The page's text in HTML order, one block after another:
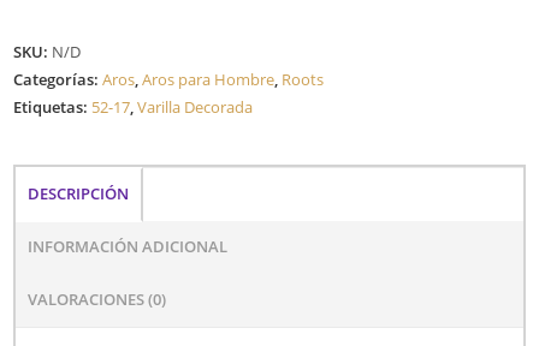
SKU: N/D
Categorías:Aros,Aros para Hombre, Roots
Etiquetas: 52-17,Varilla Decorada
DESCRIPCIÓN
INFORMACIÓN ADICIONAL
VALORACIONES (0)